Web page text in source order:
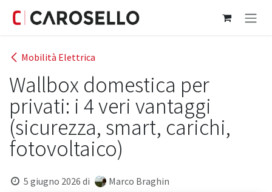
Mobilità Elettrica
Wallbox domestica per
privati: i 4 veri vantaggi
(sicurezza, smart, carichi,
fotovoltaico)
5 giugno 2026 di Marco Braghin